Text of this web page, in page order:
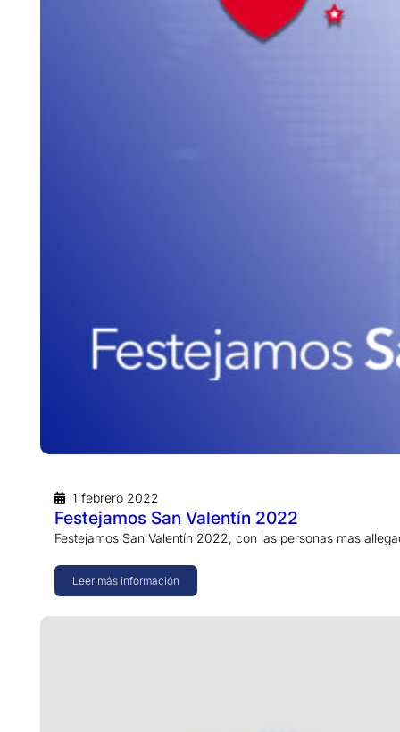
1 febrero 2022
Festejamos San Valentín 2022
Festejamos San Valentín 2022, con las personas mas
Leer más información